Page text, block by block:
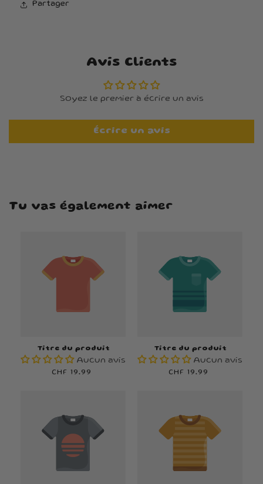
Partager
Avis Clients
Soyez le premier à écrire un avis
Écrire un avis
Tu vas également aimer
Titre du produit
Aucun avis
Prix
CHF 19.99
Titre du produit
Aucun avis
Prix
CHF 19.99